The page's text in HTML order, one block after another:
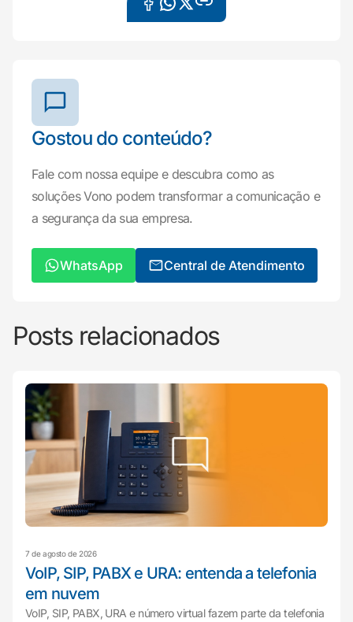
Gostou do conteúdo?
Fale com nossa equipe e descubra como as
soluções Vono podem transformar a comunicação e
a segurança da sua empresa.
WhatsApp Central de Atendimento
Posts relacionados
7 de agosto de 2026
VoIP, SIP, PABX e URA: entenda a telefonia
em nuvem
VoIP, SIP, PABX, URA e número virtual fazem parte da telefonia